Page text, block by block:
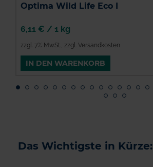
Optima Wild Life Eco I
zzgl. 7% MwSt.,zzgl. Versandkosten
6,11 € / 1 kg
IN DEN WARENKORB
Das Wichtigste in Kürze: